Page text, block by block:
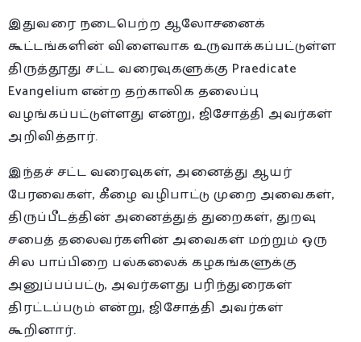
இதுவரை நடைபெற்ற ஆலோசனைக்
கூட்டங்களின் விளைவாக உருவாக்கப்பட்டுள்ள
திருத்தூது சட்ட வரைவுகளுக்கு Praedicate
Evangelium என்ற தற்காலிக தலைப்பு
வழங்கப்பட்டுள்ளது என்று, ஜிசோத்தி அவர்கள்
அறிவித்தார்.
இந்தச் சட்ட வரைவுகள், அனைத்து ஆயர்
பேரவைகள், கீழை வழிபாட்டு முறை அவைகள்,
திருப்பீடத்தின் அனைத்துத் துறைகள், துறவு
சபைத் தலைவர்களின் அவைகள் மற்றும் ஒரு
சில பாப்பிறை பல்கலைக் கழகங்களுக்கு
அனுப்பப்பட்டு, அவர்களது பரிந்துரைகள்
திரட்டப்படும் என்று, ஜிசோத்தி அவர்கள்
கூறினார்.